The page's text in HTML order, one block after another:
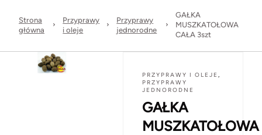
Strona
główna
Przyprawy
i oleje
Przyprawy
jednorodne
GAŁKA
MUSZKATOŁOWA
CAŁA 3szt
PRZYPRAWY I OLEJE ,
PRZYPRAWY
JEDNORODNE
GAŁKA
MUSZKATOŁOWA